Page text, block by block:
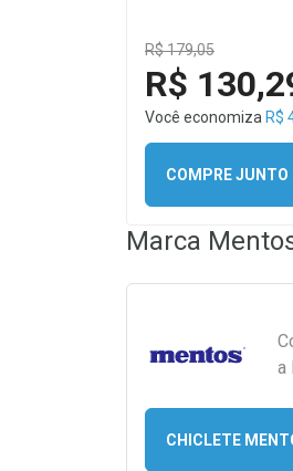
R$ 179,05
R$
Você economiza R$
COMPRE JUNTO
Marca
a
CHICLETE